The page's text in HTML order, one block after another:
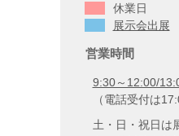
休業日
展示会出展
営業時間
9:30～12:00/
（電話受付は
土・日・祝日は